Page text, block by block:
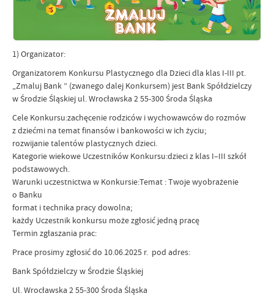
1) Organizator:
Organizatorem Konkursu Plastycznego dla Dzieci dla klas I-III pt.
„Zmaluj Bank ” (zwanego dalej Konkursem) jest Bank Spółdzielczy
w Środzie Śląskiej ul. Wrocławska 2 55-300 Środa Śląska
Cele Konkursu:zachęcenie rodziców i wychowawców do rozmów
z dziećmi na temat finansów i bankowości w ich życiu;
rozwijanie talentów plastycznych dzieci.
Kategorie wiekowe Uczestników Konkursu:dzieci z klas I–III szkół
podstawowych.
Warunki uczestnictwa w Konkursie:Temat : Twoje wyobrażenie
o Banku
format i technika pracy dowolna;
każdy Uczestnik konkursu może zgłosić jedną pracę
Termin zgłaszania prac:
Prace prosimy zgłosić do 10.06.2025 r. pod adres:
Bank Spółdzielczy w Środzie Śląskiej
Ul. Wrocławska 2 55-300 Środa Śląska